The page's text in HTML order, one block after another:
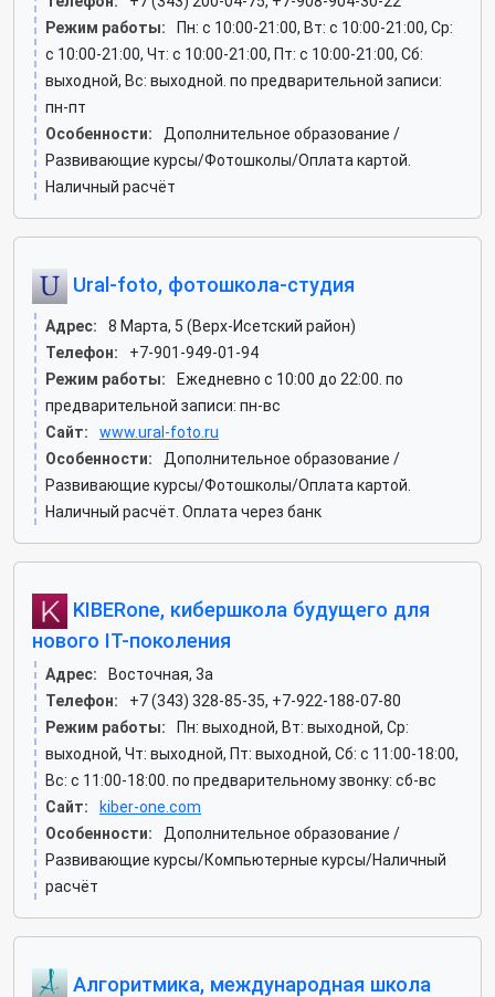
Режим работы:
Пн: c 10:00-21:00, Вт: c 10:00-21:00, Ср:
c 10:00-21:00, Чт: c 10:00-21:00, Пт: c 10:00-21:00, Сб:
выходной, Вс: выходной. по предварительной записи:
пн-пт
Особенности:
Дополнительное образование /
Развивающие курсы/Фотошколы/Оплата картой.
Наличный расчёт
Ural-foto, фотошкола-студия
Адрес:
8 Марта, 5 (Верх-Исетский район)
Телефон:
+7-901-949-01-94
Режим работы:
Ежедневно с 10:00 до 22:00. по
предварительной записи: пн-вс
Сайт:
www.ural-foto.ru
Особенности:
Дополнительное образование /
Развивающие курсы/Фотошколы/Оплата картой.
Наличный расчёт. Оплата через банк
KIBERone, кибершкола будущего для
нового IT-поколения
Адрес:
Восточная, 3а
Телефон:
+7 (343) 328-85-35, +7-922-188-07-80
Режим работы:
Пн: выходной, Вт: выходной, Ср:
выходной, Чт: выходной, Пт: выходной, Сб: c 11:00-18:00,
Вс: c 11:00-18:00. по предварительному звонку: сб-вс
Сайт:
kiber-one.com
Особенности:
Дополнительное образование /
Развивающие курсы/Компьютерные курсы/Наличный
расчёт
Алгоритмика, международная школа